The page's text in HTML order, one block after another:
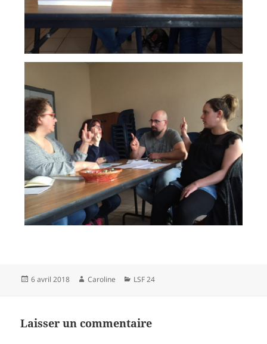
Publié
6 avril 2018 Auteur
Caroline Catégories
LSF 24
Laisser un commentaire